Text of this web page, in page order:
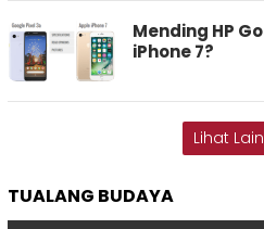
Mending HP
iPhone 7?
Lihat
TUALANG BUDAYA